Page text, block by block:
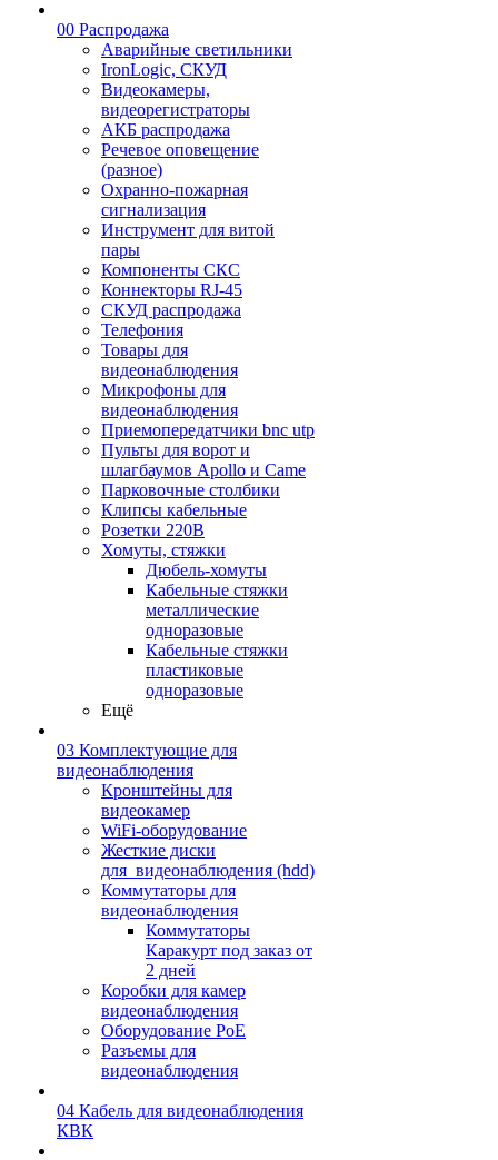
00 Распродажа
Аварийные светильники
IronLogic, СКУД
Видеокамеры,
видеорегистраторы
АКБ распродажа
Речевое оповещение
(разное)
Охранно-пожарная
сигнализация
Инструмент для витой
пары
Компоненты СКС
Коннекторы RJ-45
СКУД распродажа
Телефония
Товары для
видеонаблюдения
Микрофоны для
видеонаблюдения
Приемопередатчики bnc utp
Пульты для ворот и
шлагбаумов Apollo и Came
Парковочные столбики
Клипсы кабельные
Розетки 220В
Хомуты, стяжки
Дюбель-хомуты
Кабельные стяжки
металлические
одноразовые
Кабельные стяжки
пластиковые
одноразовые
Ещё
03 Комплектующие для
видеонаблюдения
Кронштейны для
видеокамер
WiFi-оборудование
Жесткие диски
для_видеонаблюдения (hdd)
Коммутаторы для
видеонаблюдения
Коммутаторы
Каракурт под заказ от
2 дней
Коробки для камер
видеонаблюдения
Оборудование PoE
Разъемы для
видеонаблюдения
04 Кабель для видеонаблюдения
КВК